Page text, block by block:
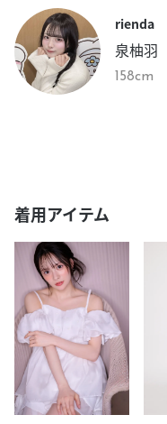
rienda
泉柚羽
158cm
着用アイテム